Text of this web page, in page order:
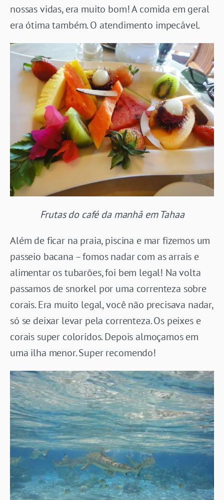
nossas vidas, era muito bom! A comida em geral
era ótima também. O atendimento impecável.
Frutas do café da manhã em Tahaa
Além de ficar na praia, piscina e mar fizemos um
passeio bacana – fomos nadar com as arrais e
alimentar os tubarões, foi bem legal! Na volta
passamos de snorkel por uma correnteza sobre
corais. Era muito legal, você não precisava nadar,
só se deixar levar pela correnteza. Os peixes e
corais super coloridos. Depois almoçamos em
uma ilha menor. Super recomendo!